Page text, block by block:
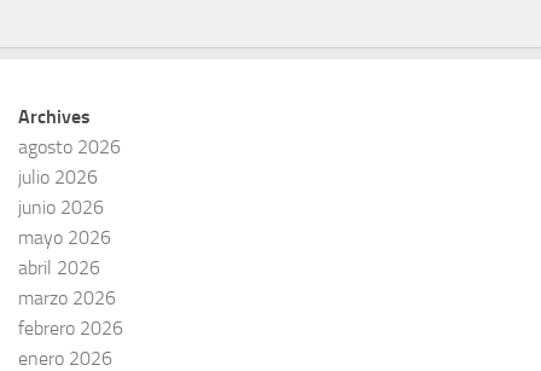
Archives
agosto 2026
julio 2026
junio 2026
mayo 2026
abril 2026
marzo 2026
febrero 2026
enero 2026